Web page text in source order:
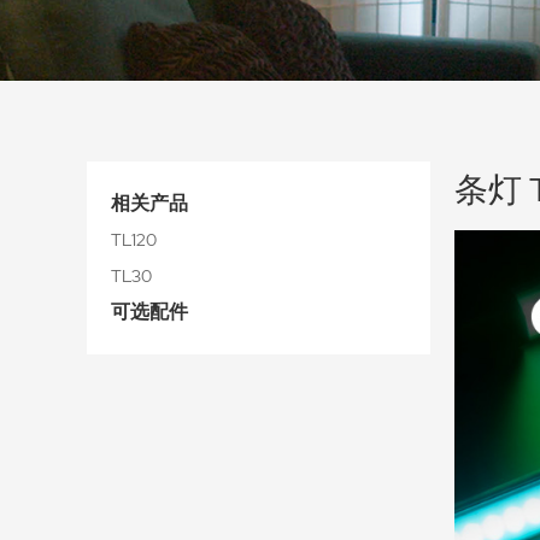
相关产品
TL120
TL30
可选配件
条灯